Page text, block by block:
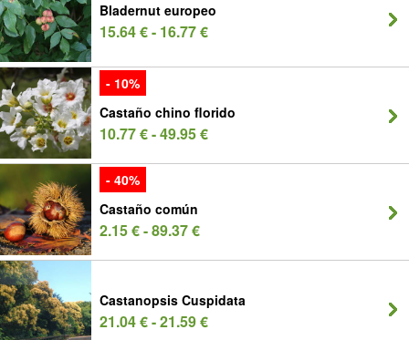
Bladernut europeo
15.64 € - 16.77 €
- 10%
Castaño chino florido
10.77 € - 49.95 €
- 40%
Castaño común
2.15 € - 89.37 €
Castanopsis Cuspidata
21.04 € - 21.59 €